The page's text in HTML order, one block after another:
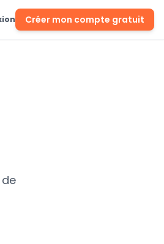
Créer mon compte gratuit